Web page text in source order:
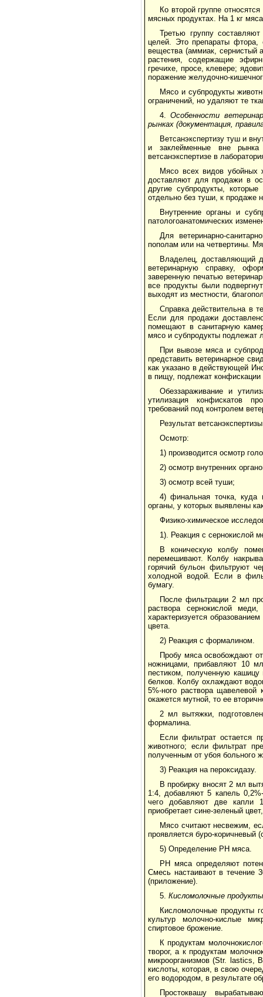
Ко второй группе
мясных продуктах. На 1 кг
Третью группу
целей. Это препараты
вещества (аммиак, сернистый
растения, содержащие
гречихе, просе, клевере;
поражение желудочно-
Мясо и субпродукты
ограничений, но удаляют те
4.Особенности
рынках (документация,
Ветсанэкспертизу туш и
и заклейменные вне
ветсанэкспертизе в
Мясо всех видов убойных
доставляют для продажи в
другие субпродукты,
отдельно без туши, к продаже
Внутренние органы и
патологоанатомических
Для ветеринарно-
пополам или на четвертины.
Владелец, доставляющий
ветеринарную справку,
заверенную печатью
все продукты были
выходят из местности,
Справка действительна в
Если для продажи
помещают в санитарную
мясо и субпродукты подлежат
При вывозе мяса и
представить ветеринарное
как указано в действующей
в пищу, подлежат
Обеззараживание и
утилизация конфискатов
требований под контролем
Результат
Осмотр:
1) производится осмотр
2) осмотр внутренних
3) осмотр всей туши;
4) финальная точка, куда
органы, у которых выявлены
Физико-химическое
1). Реакция с сернокислой
В коническую колбу
перемешивают. Колбу
горячий бульон фильтруют
холодной водой. Если в
бумагу.
После фильтрации 2 мл
раствора сернокислой
характеризуется
цвета.
2) Реакция с формалином.
Пробу мяса освобождают
ножницами, прибавляют 10
пестиком, полученную кашицу
белков. Колбу охлаждают
5%-ного раствора
окажется мутной, то ее
2 мл вытяжки,
формалина.
Если фильтрат остается
животного; если фильтрат
полученным от убоя больного
3) Реакция на пероксидазу.
В пробирку вносят 2 мл
1:4, добавляют 5 капель
чего добавляют две капли
приобретает сине-зеленый
Мясо считают несвежим,
проявляется буро-коричневый
5) Определение РН мяса.
РН мяса определяют
Смесь настаивают в течение
(приложение).
5. Кисломолочные
Кисломолочные продукты
культур молочно-кислые
спиртовое брожение.
К продуктам
творог, а к продуктам
микроорганизмов (Str. lastics,
кислоты, которая, в свою
его водородом, в результате
Простоквашу